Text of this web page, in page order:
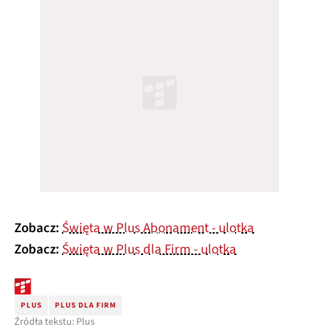
Zobacz:Święta w Plus Abonament - ulotka
Zobacz:Święta w Plus dla Firm - ulotka
PLUS PLUS DLA FIRM
Źródła tekstu: Plus